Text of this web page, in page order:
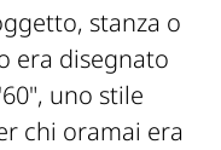
stanza o
era disegnato
uno stile
chi oramai era